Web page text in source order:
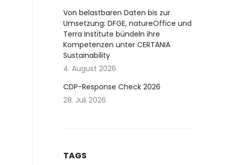
Von belastbaren Daten bis zur
Umsetzung: DFGE, natureOffice und
Terra Institute bündeln ihre
Kompetenzen unter CERTANIA
Sustainability
4. August 2026
CDP-Response Check 2026
28. Juli 2026
TAGS